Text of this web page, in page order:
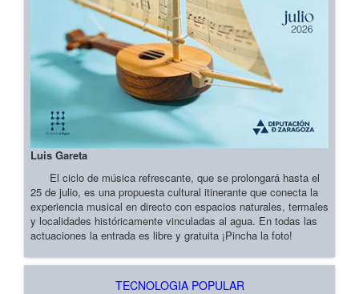
Luis Gareta
El ciclo de música refrescante, que se prolongará hasta el
25 de julio, es una propuesta cultural itinerante que conecta la
experiencia musical en directo con espacios naturales, termales
y localidades históricamente vinculadas al agua. En todas las
actuaciones la entrada es libre y gratuita ¡Pincha la foto!
TECNOLOGIA POPULAR